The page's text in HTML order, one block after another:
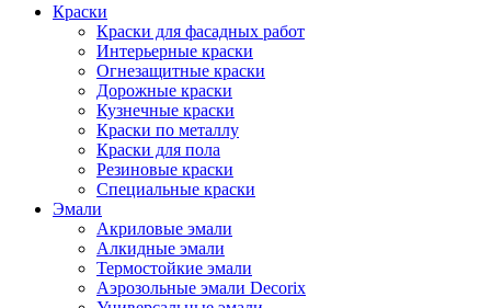
Краски
Краски для фасадных работ
Интерьерные краски
Огнезащитные краски
Дорожные краски
Кузнечные краски
Краски по металлу
Краски для пола
Резиновые краски
Специальные краски
Эмали
Акриловые эмали
Алкидные эмали
Термостойкие эмали
Аэрозольные эмали Decorix